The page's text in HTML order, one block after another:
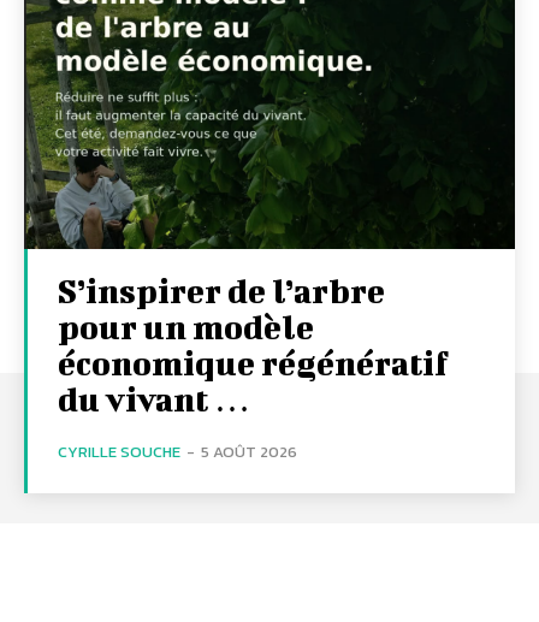
S’inspirer de l’arbre
pour un modèle
économique régénératif
du vivant …
CYRILLE SOUCHE - 5 AOÛT 2026